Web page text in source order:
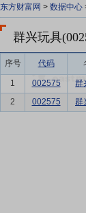
东方财富网 > 数据中心
群兴玩具
序号 代码
1 002575 群
2
002575 群